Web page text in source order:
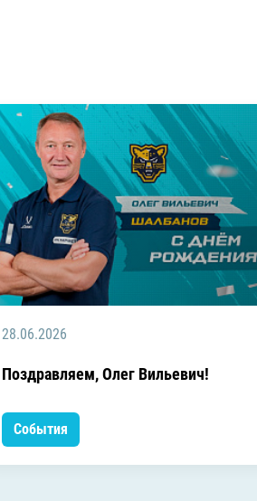
28.06.2026
Поздравляем, Олег Вильевич!
События